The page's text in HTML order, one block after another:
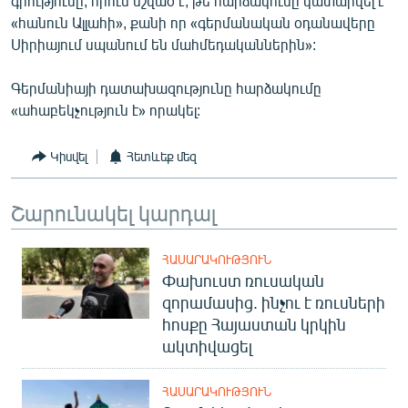
English
Русский
ՀԵՏԵՎԵՔ ՄԵԶ
«Ազատության» բոլոր կայքերը
«հանուն Ալլահի», քանի որ «գերմանական օդանավերը
Սիրիայում սպանում են մահմեդականներին»:
Գերմանիայի դատախազությունը հարձակումը
«ահաբեկչություն է» որակել:
Կիսվել Հետևեք մեզ
Շարունակել կարդալ
ՀԱՍԱՐԱԿՈՒԹՅՈՒՆ
Փախուստ ռուսական
զորամասից. ինչու է ռուսների
հոսքը Հայաստան կրկին
ակտիվացել
ՀԱՍԱՐԱԿՈՒԹՅՈՒՆ